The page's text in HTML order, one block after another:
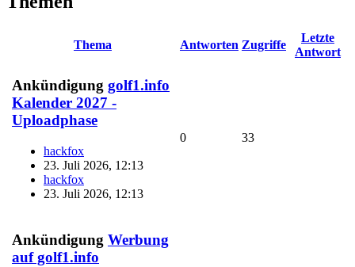
Thema Antworten Zugriffe
Letzte
Antwort
Ankündigung golf1.info
Kalender 2027 -
Uploadphase
hackfox
23. Juli 2026, 12:13
hackfox
23. Juli 2026, 12:13
0 33
Ankündigung Werbung
auf golf1.info